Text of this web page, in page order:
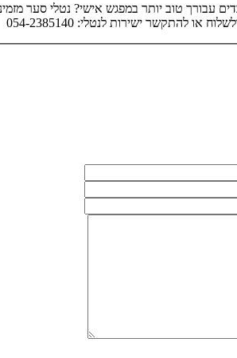
עבורך טוב יותר במפגש אישי? נטלי סער
להתקשר ישירות לנטלי: 054-2385140